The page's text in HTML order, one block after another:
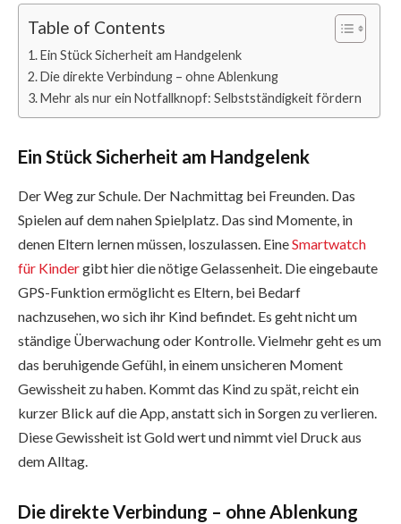
Table of Contents
Ein Stück Sicherheit am Handgelenk
Die direkte Verbindung – ohne Ablenkung
Mehr als nur ein Notfallknopf: Selbstständigkeit fördern
Ein Stück Sicherheit am Handgelenk
Der Weg zur Schule. Der Nachmittag bei Freunden. Das
Spielen auf dem nahen Spielplatz. Das sind Momente, in
denen Eltern lernen müssen, loszulassen. EineSmartwatch
für Kindergibt hier die nötige Gelassenheit. Die eingebaute
GPS-Funktion ermöglicht es Eltern, bei Bedarf
nachzusehen, wo sich ihr Kind befindet. Es geht nicht um
ständige Überwachung oder Kontrolle. Vielmehr geht es um
das beruhigende Gefühl, in einem unsicheren Moment
Gewissheit zu haben. Kommt das Kind zu spät, reicht ein
kurzer Blick auf die App, anstatt sich in Sorgen zu verlieren.
Diese Gewissheit ist Gold wert und nimmt viel Druck aus
dem Alltag.
Die direkte Verbindung – ohne Ablenkung